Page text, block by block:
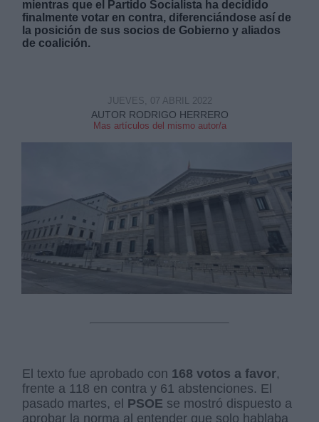
mientras que el Partido Socialista ha decidido
finalmente votar en contra, diferenciándose así de
la posición de sus socios de Gobierno y aliados
de coalición.
AUTOR RODRIGO HERRERO
Mas artículos del mismo autor/a
JUEVES, 07 ABRIL 2022
El texto fue aprobado con 168 votos a favor,
frente a 118 en contra y 61 abstenciones. El
pasado martes, el PSOE se mostró dispuesto a
aprobar la norma al entender que solo hablaba